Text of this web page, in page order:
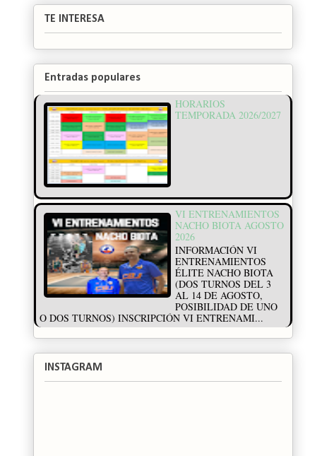
TE INTERESA
Entradas populares
HORARIOS
TEMPORADA 2026/2027
VI ENTRENAMIENTOS
NACHO BIOTA AGOSTO
2026
INFORMACIÓN VI
ENTRENAMIENTOS
ÉLITE NACHO BIOTA
(DOS TURNOS DEL 3
AL 14 DE AGOSTO,
POSIBILIDAD DE UNO
O DOS TURNOS) INSCRIPCIÓN VI ENTRENAMI...
INSTAGRAM